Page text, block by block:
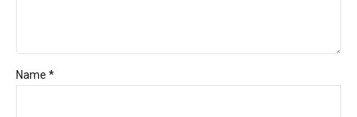
Name *